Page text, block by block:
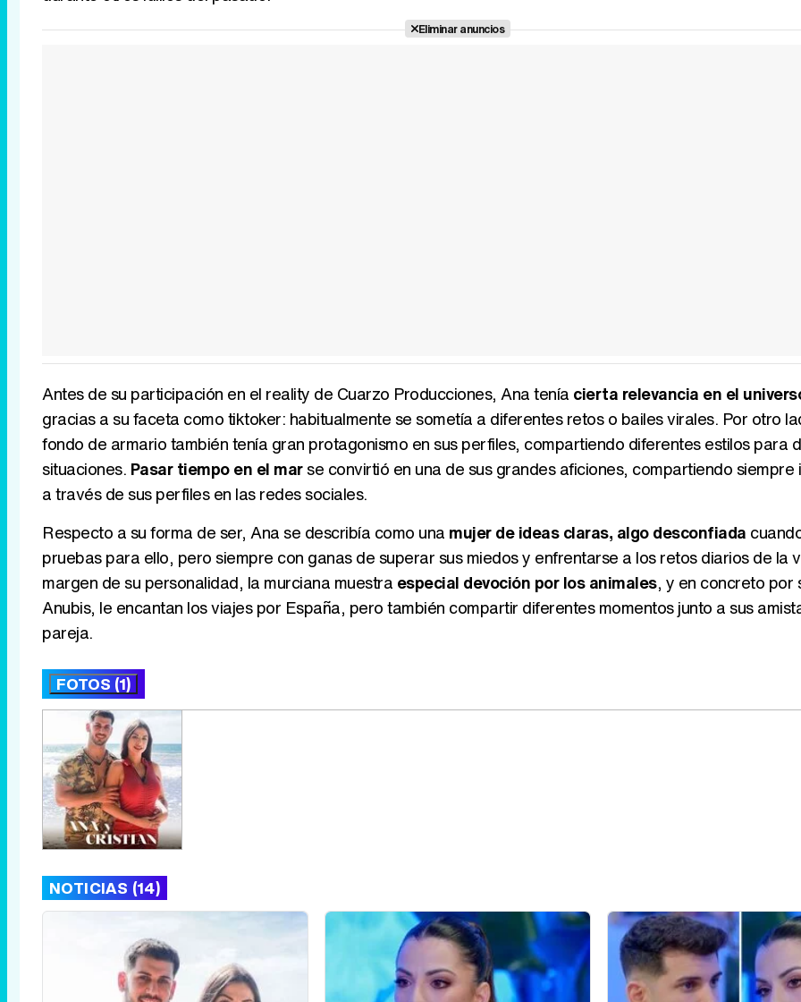
Eliminar anuncios
Antes de su participación en el reality de Cuarzo Producciones, Ana tenía cierta relevancia en el
gracias a su faceta como tiktoker: habitualmente se sometía a diferentes retos o bailes virales. Por otro
fondo de armario también tenía gran protagonismo en sus perfiles, compartiendo diferentes estilos para
situaciones. Pasar tiempo en el marse convirtió en una de sus grandes aficiones, compartiendo siempre
a través de sus perfiles en las redes sociales.
Respecto a su forma de ser, Ana se describía como una mujer de ideas claras, algo desconfiada
pruebas para ello, pero siempre con ganas de superar sus miedos y enfrentarse a los retos diarios de la
margen de su personalidad, la murciana muestra especial devoción por los animales, y en concreto por
Anubis, le encantan los viajes por España, pero también compartir diferentes momentos junto a sus
pareja.
FOTOS (1)
NOTICIAS (14)